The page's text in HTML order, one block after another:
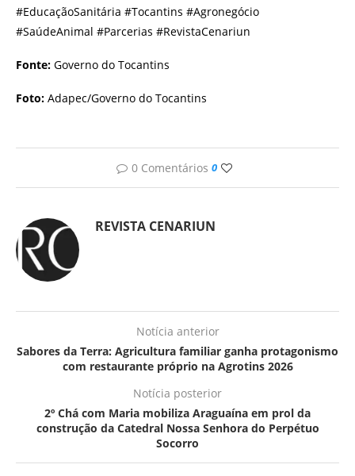
#EducaçãoSanitária #Tocantins #Agronegócio
#SaúdeAnimal #Parcerias #RevistaCenariun
Fonte: Governo do Tocantins
Foto: Adapec/Governo do Tocantins
0 Comentários 0
REVISTA CENARIUN
Notícia anterior
Sabores da Terra: Agricultura familiar ganha protagonismo
com restaurante próprio na Agrotins 2026
Notícia posterior
2º Chá com Maria mobiliza Araguaína em prol da
construção da Catedral Nossa Senhora do Perpétuo
Socorro